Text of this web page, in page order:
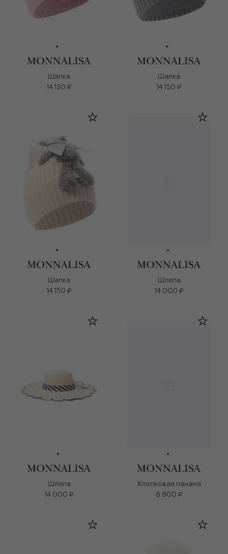
Шапка
14 150 ₽
Шапка
14 150 ₽
Шапка
14 150 ₽
Шляпа
14 000 ₽
Шляпа
14 000 ₽
Хлопковая панама
8 800 ₽